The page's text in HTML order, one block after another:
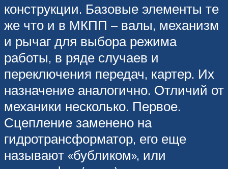
конструкции. Базовые элементы те
же что и в МКПП – валы, механизм
и рычаг для выбора режима
работы, в ряде случаев и
переключения передач, картер. Их
назначение аналогично. Отличий от
механики несколько. Первое.
Сцепление заменено на
гидротрансформатор, его еще
называют «бубликом», или